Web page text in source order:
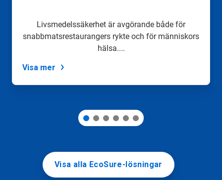
prickarna.
Livsmedelssäkerhet är avgörande både för
snabbmatsrestaurangers rykte och för människors
hälsa....
Visa mer
Visa alla EcoSure-lösningar